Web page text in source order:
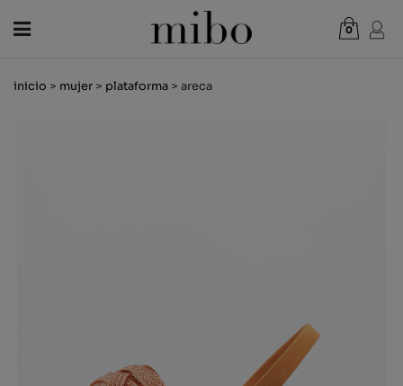
0
inicio > mujer > plataforma > areca